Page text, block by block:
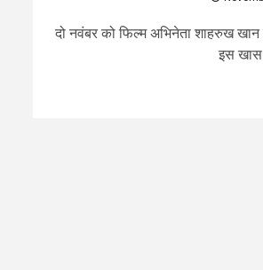
दो नवंबर को फिल्म अभिनेता शाहरुख
इस खास